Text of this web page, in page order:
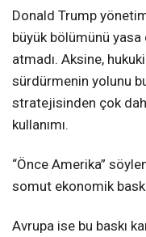
Donald Trump
büyük bölümünü yasa
atmadı. Aksine,
sürdürmenin yolunu
stratejisinden çok
kullanımı.
“Önce Amerika”
somut ekonomik
Avrupa ise bu baskı